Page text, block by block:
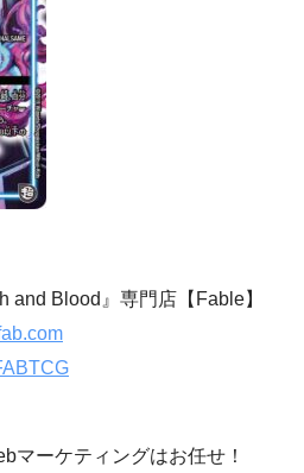
and Blood』専門店【Fable】
マーケティングはお任せ！